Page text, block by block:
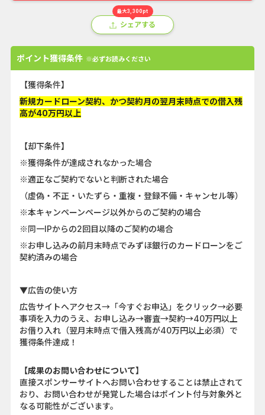
最大3,300pt
シェアする
ポイント獲得条件 ※必ずお読みください
【獲得条件】
新規カードローン契約、かつ契約月の翌月末時点での借入残
高が40万円以上
【却下条件】
※獲得条件が達成されなかった場合
※適正なご契約でないと判断された場合
（虚偽・不正・いたずら・重複・登録不備・キャンセル等）
※本キャンペーンページ以外からのご契約の場合
※同一IPからの2回目以降のご契約の場合
※お申し込みの前月末時点でみずほ銀行のカードローンをご
契約済みの場合
▼広告の使い方
広告サイトへアクセス→「今すぐお申込」をクリック→必要
事項を入力のうえ、お申し込み→審査→契約→40万円以上
お借り入れ（翌月末時点で借入残高が40万円以上必須）で
獲得条件達成！
【成果のお問い合わせについて】
直接スポンサーサイトへお問い合わせすることは禁止されて
おり、お問い合わせが発覚した場合はポイント付与対象外と
なる可能性がございます。